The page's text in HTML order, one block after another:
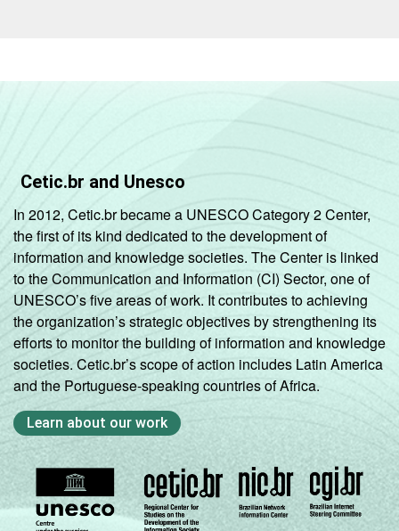
SÉRIE
ano do
Ensino
Fundamental
10
8ª série / 9º
ano do
Ensino
Fundamental
8
Médio
COMPUTADOR
INSTALADO NO
Tem 6
Cetic.br and Unesco
In 2012, Cetic.br became a UNESCO Category 2 Center,
the first of its kind dedicated to the development of
information and knowledge societies. The Center is linked
to the Communication and Information (CI) Sector, one of
UNESCO’s five areas of work. It contributes to achieving
the organization’s strategic objectives by strengthening its
efforts to monitor the building of information and knowledge
societies. Cetic.br’s scope of action includes Latin America
and the Portuguese-speaking countries of Africa.
Learn about our work